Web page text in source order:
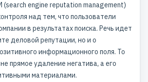
(search engine reputation management)
над тем, что пользователи
в результатах поиска. Речь идет
деловой репутации, но и о
информационного поля. То
прямое удаление негатива, а его
материалами.